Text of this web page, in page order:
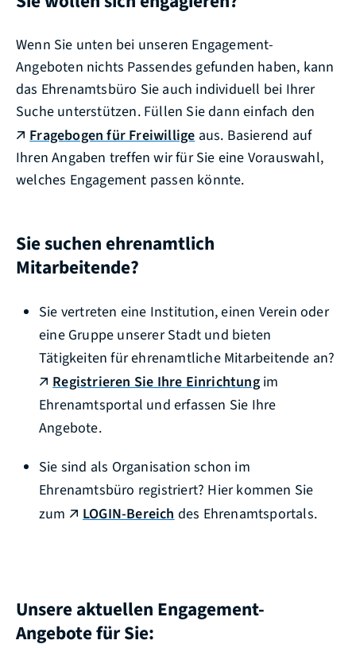
Wenn Sie unten bei unseren Engagement-
Angeboten nichts Passendes gefunden haben, kann
das Ehrenamtsbüro Sie auch individuell bei Ihrer
Suche unterstützen. Füllen Sie dann einfach den
Fragebogen für Freiwillige aus. Basierend auf
Ihren Angaben treffen wir für Sie eine Vorauswahl,
welches Engagement passen könnte.
Sie suchen ehrenamtlich
Mitarbeitende?
Sie vertreten eine Institution, einen Verein oder
eine Gruppe unserer Stadt und bieten
Tätigkeiten für ehrenamtliche Mitarbeitende an?
Registrieren Sie Ihre Einrichtungim
Ehrenamtsportal und erfassen Sie Ihre
Angebote.
Sie sind als Organisation schon im
Ehrenamtsbüro registriert? Hier kommen Sie
zum
LOGIN-Bereich des Ehrenamtsportals.
Unsere aktuellen Engagement-
Angebote für Sie: